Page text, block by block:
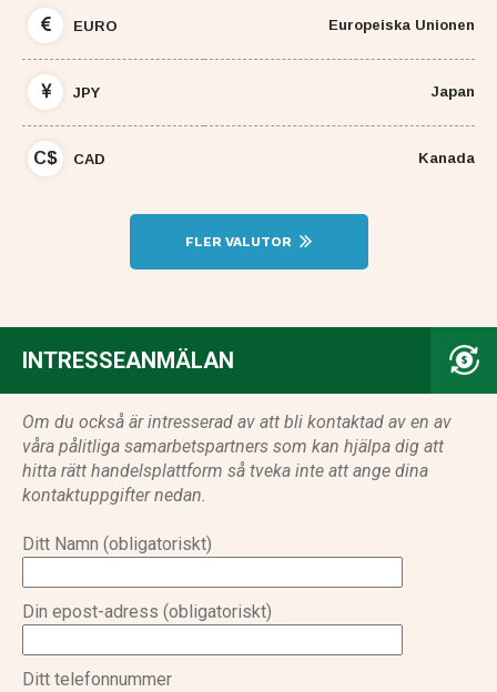
EURO Europeiska Unionen
JPY Japan
C$ CAD Kanada
FLER VALUTOR
INTRESSEANMÄLAN
Om du också är intresserad av att bli kontaktad av en av
våra pålitliga samarbetspartners som kan hjälpa dig att
hitta rätt handelsplattform så tveka inte att ange dina
kontaktuppgifter nedan.
Ditt Namn (obligatoriskt)
Din epost-adress (obligatoriskt)
Ditt telefonnummer